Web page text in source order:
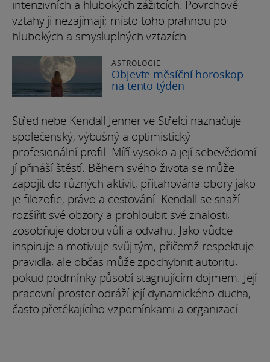
intenzivních a hlubokých zážitcích. Povrchové
vztahy ji nezajímají; místo toho prahnou po
hlubokých a smysluplných vztazích.
ASTROLOGIE
Objevte měsíční horoskop
na tento týden
Střed nebe Kendall Jenner ve Střelci naznačuje
společenský, výbušný a optimistický
profesionální profil. Míří vysoko a její sebevědomí
jí přináší štěstí. Během svého života se může
zapojit do různých aktivit, přitahována obory jako
je filozofie, právo a cestování. Kendall se snaží
rozšířit své obzory a prohloubit své znalosti,
zosobňuje dobrou vůli a odvahu. Jako vůdce
inspiruje a motivuje svůj tým, přičemž respektuje
pravidla, ale občas může zpochybnit autoritu,
pokud podmínky působí stagnujícím dojmem. Její
pracovní prostor odráží její dynamického ducha,
často přetékajícího vzpomínkami a organizací.